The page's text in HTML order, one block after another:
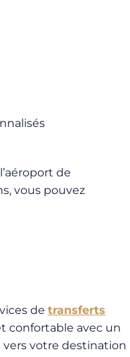
de
vous pouvez
de transferts
confortable avec un
votre destination